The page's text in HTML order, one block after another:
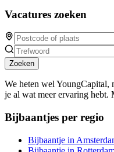
Vacatures zoeken
Zoeken
We heten wel YoungCapital,
je al wat meer ervaring hebt.
Bijbaantjes per regio
Bijbaantje in